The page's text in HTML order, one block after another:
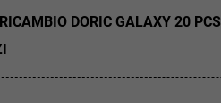
DORIC GALAXY 20 PCS